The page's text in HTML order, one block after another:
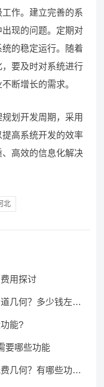
作。建立完善的系
现的问题。定期对
的稳定运行。随着
要及时对系统进行
断增长的需求。
划开发周期，采用
高系统开发的效率
高效的信息化解决
北
用探讨
几何？多少钱左右
能?
要哪些功能
几何？有哪些功能?